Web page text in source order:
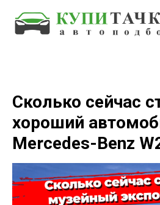
Сколько сейчас
хороший
Mercedes-Benz